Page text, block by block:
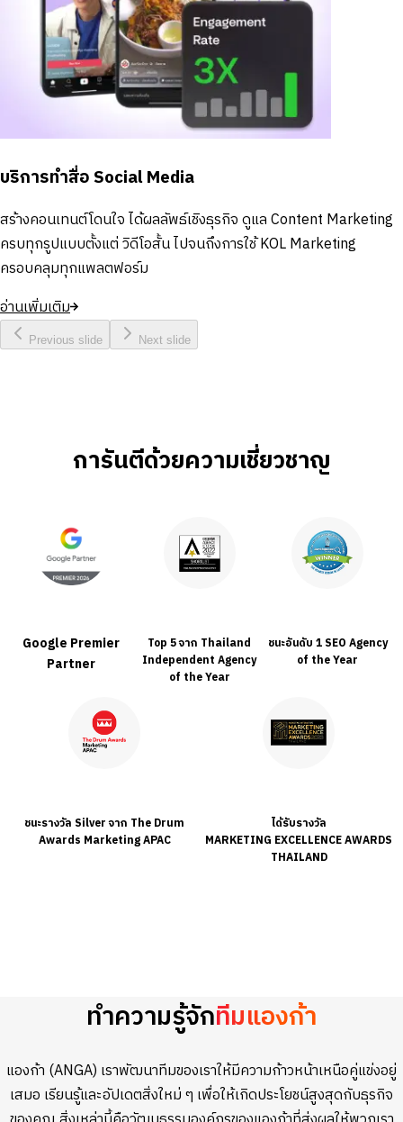
บริการทำสื่อ Social Media
สร้างคอนเทนต์โดนใจ ได้ผลลัพธ์เชิงธุรกิจ ดูแล Content Marketing
ครบทุกรูปแบบตั้งแต่ วิดีโอสั้น ไปจนถึงการใช้ KOL Marketing
ครอบคลุมทุกแพลตฟอร์ม
อ่านเพิ่มเติม
Previous slide Next slide
การันตีด้วยความเชี่ยวชาญ
Google Premier
Partner
Top 5 จาก Thailand
Independent Agency
of the Year
ชนะอันดับ 1 SEO Agency
of the Year
ชนะรางวัล Silver จาก The Drum
Awards Marketing APAC
ได้รับรางวัล
MARKETING EXCELLENCE AWARDS
THAILAND
ทำความรู้จักทีมแองก้า
แองก้า (ANGA) เราพัฒนาทีมของเราให้มีความก้าวหน้าเหนือคู่แข่งอยู่
เสมอ เรียนรู้และอัปเดตสิ่งใหม่ ๆ เพื่อให้เกิดประโยชน์สูงสุดกับธุรกิจ